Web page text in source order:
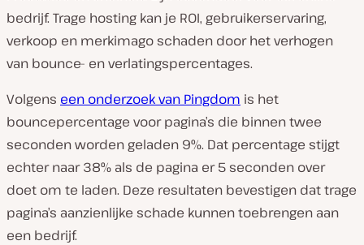
bedrijf. Trage hosting kan je ROI, gebruikerservaring,
verkoop en merkimago schaden door het verhogen
van bounce- en verlatingspercentages.
Volgens een onderzoek van Pingdom is het
bouncepercentage voor pagina’s die binnen twee
seconden worden geladen 9%. Dat percentage stijgt
echter naar 38% als de pagina er 5 seconden over
doet om te laden. Deze resultaten bevestigen dat trage
pagina’s aanzienlijke schade kunnen toebrengen aan
een bedrijf.